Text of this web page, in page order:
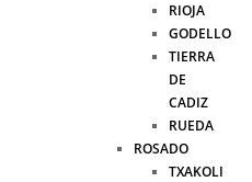
RIOJA
GODELLO
TIERRA
DE
CADIZ
RUEDA
ROSADO
TXAKOLI